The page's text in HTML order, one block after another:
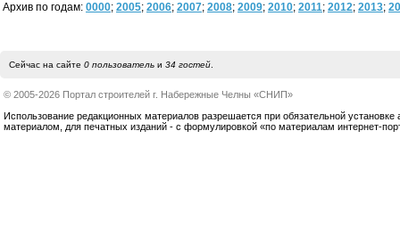
Архив по годам: 0000; 2005; 2006; 2007; 2008; 2009; 2010; 2011; 2012; 2013;
Сейчас на сайте 0 пользовательи 34 гостей.
© 2005-2026 Портал строителей г. Набережные Челны «СНИП»
Использование редакционных материалов разрешается при обязательной установке
материалом, для печатных изданий - с формулировкой «по материалам интернет-